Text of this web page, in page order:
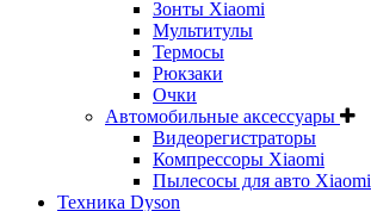
Зонты Xiaomi
Мультитулы
Термосы
Рюкзаки
Очки
Автомобильные аксессуары
Видеорегистраторы
Компрессоры Xiaomi
Пылесосы для авто Xiaomi
Техника Dyson